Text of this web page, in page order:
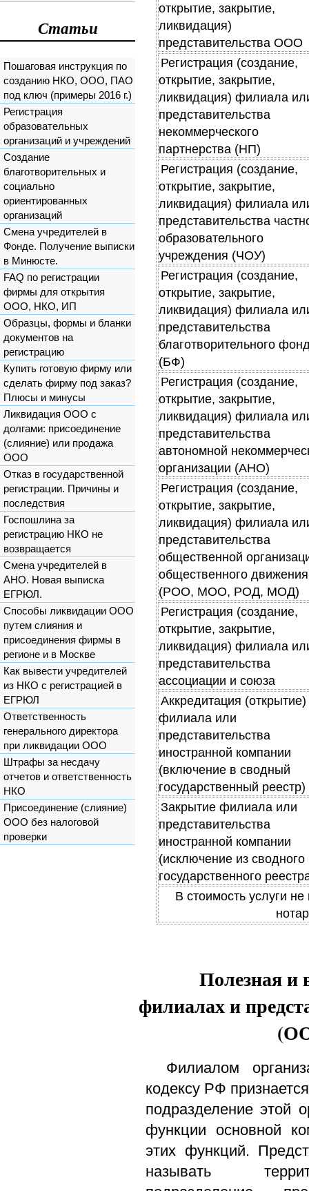
Статьи
Пошаговая инструкция по
созданию НКО, ООО, ПАО
под ключ (примеры 2016 г.)
Регистрация
образовательных
организаций и учреждений
Создание
благотворительных и
социально
ориентированных
организаций
Смена учредителей в
Фонде. Получение выписки
в Минюсте.
FAQ по регистрации
фирмы для открытия
ООО, НКО, ИП
Образцы, формы и бланки
документов на
регистрацию
Купить готовую фирму или
сделать фирму под заказ?
Плюсы и минусы
Ликвидация ООО с
долгами: присоединение
(слияние) или продажа
ООО
Отказ в государственной
регистрации. Причины и
последствия
Госпошлина за
регистрацию НКО не
возвращается
Смена учредителей в
АНО. Новая выписка
ЕГРЮЛ.
Способы ликвидации ООО
путем слияния и
присоединения фирмы в
регионе и в Москве
Как вывести учредителей
из НКО с регистрацией в
ЕГРЮЛ
Ответственность
генерального директора
при ликвидации ООО
Штрафы за несдачу
отчетов и ответственность
НКО
Присоединение (слияние)
ООО без налоговой
проверки
открытие, закрытие,
ликвидация)
представительства ООО
Регистрация (создание,
открытие, закрытие,
ликвидация) филиала
представительства
некоммерческого
партнерства (НП)
Регистрация (создание,
открытие, закрытие,
ликвидация) филиала
представительства
образовательного
учреждения (ЧОУ)
Регистрация (создание,
открытие, закрытие,
ликвидация) филиала
представительства
благотворительного
(БФ)
Регистрация (создание,
открытие, закрытие,
ликвидация) филиала
представительства
автономной
организации (АНО)
Регистрация (создание,
открытие, закрытие,
ликвидация) филиала
представительства
общественной
общественного движения
(РОО, МОО, РОД, МОД)
Регистрация (создание,
открытие, закрытие,
ликвидация) филиала
представительства
ассоциации и союза
Аккредитация (открытие)
филиала или
представительства
иностранной компании
(включение в сводный
государственный реестр)
Закрытие филиала или
представительства
иностранной компании
(исключение из сводного
государственного
В стоимость услуги
Полезная и
филиалах и
Филиалом
кодексу РФ
подразделение этой
функции основной
этих функций.
называть